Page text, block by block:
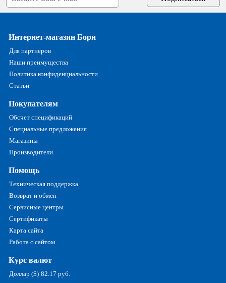
Интернет-магазин Борн
Для партнеров
Наши преимущества
Политика конфиденциальности
Статьи
Покупателям
Обсчет спецификаций
Специальные предложения
Магазины
Производители
Помощь
Техническая поддержка
Возврат и обмен
Сервисные центры
Сертификаты
Карта сайта
Работа с сайтом
Курс валют
Доллар ($) 82.17 руб.